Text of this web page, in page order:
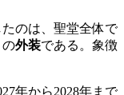
のは、聖堂全体で
の外装である。象徴
年から2028年まで